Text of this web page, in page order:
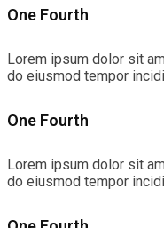
One Fourth
Lorem ipsum dolor sit
do eiusmod tempor
One Fourth
Lorem ipsum dolor sit
do eiusmod tempor